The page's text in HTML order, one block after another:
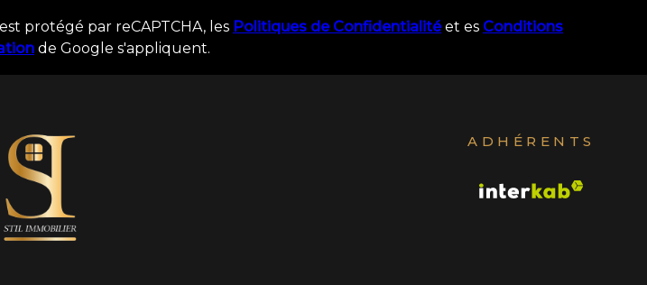
protégé par reCAPTCHA, les Politiques de Confidentialitéet es Conditions
de Google s'appliquent.
ADHÉRENTS